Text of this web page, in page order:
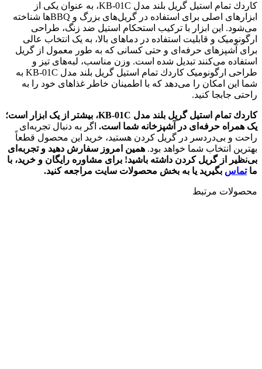
كاردك تمام استیل گریل بلند مدل KB-01C، به عنوان یکی از
ابزارهای اصلی برای استفاده در گریل‌های بزرگ و BBQ‌ها شناخته
می‌شود. این ابزار با ترکیب استحکام استیل ضد زنگ، طراحی
ارگونومیک و قابلیت استفاده در دماهای بالا، به یک انتخاب عالی
برای آشپزهای حرفه‌ای و حتی کسانی که به طور معمول از گریل
استفاده می‌کنند تبدیل شده است. وزن مناسب، لبه‌های تیز و
طراحی ارگونومیک كاردك تمام استیل گریل بلند مدل KB-01C به
شما این امکان را می‌دهد که با اطمینان خاطر غذاهای خود را به
راحتی جابجا کنید.
كاردك تمام استیل گریل بلند مدل KB-01C، بیشتر از یک ابزار است؛
یک همراه حرفه‌ای در آشپزخانه شما است. اگر به دنبال تجربه‌ای
راحت و بی‌دردسر در گریل کردن هستید، خرید این محصول قطعاً
بهترین انتخاب شما خواهد بود. همین امروز سفارش دهید و تجربه‌ای
بی‌نظیر از گریل کردن داشته باشید! برای مشاوره رایگان و خرید، با
ماتماس بگیرید یا به بخش محصولات سایت مراجعه کنید.
محصولات مرتبط